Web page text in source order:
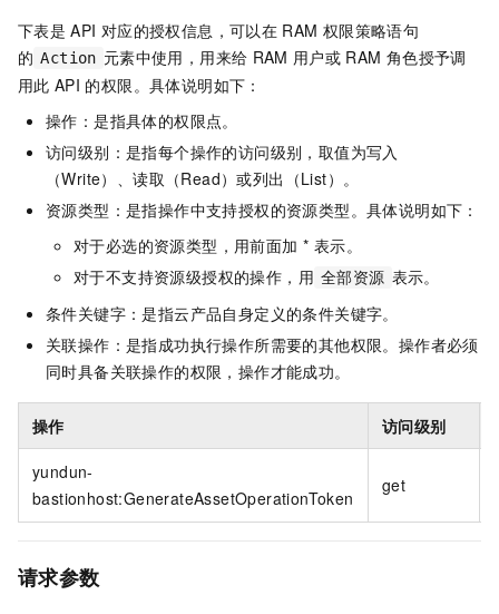
下表是 API 对应的授权信息，可以在 RAM 权限策略语句
的 Action 元素中使用，用来给 RAM 用户或 RAM 角色授予调
用此 API 的权限。具体说明如下：
操作：是指具体的权限点。
访问级别：是指每个操作的访问级别，取值为写入
（Write）、读取（Read）或列出（List）。
资源类型：是指操作中支持授权的资源类型。具体说明如下：
对于必选的资源类型，用前面加 * 表示。
对于不支持资源级授权的操作，用 全部资源 表示。
条件关键字：是指云产品自身定义的条件关键字。
关联操作：是指成功执行操作所需要的其他权限。操作者必须
同时具备关联操作的权限，操作才能成功。
操作 访问级别
yundun-
bastionhost:GenerateAssetOperationToken
get
请求参数